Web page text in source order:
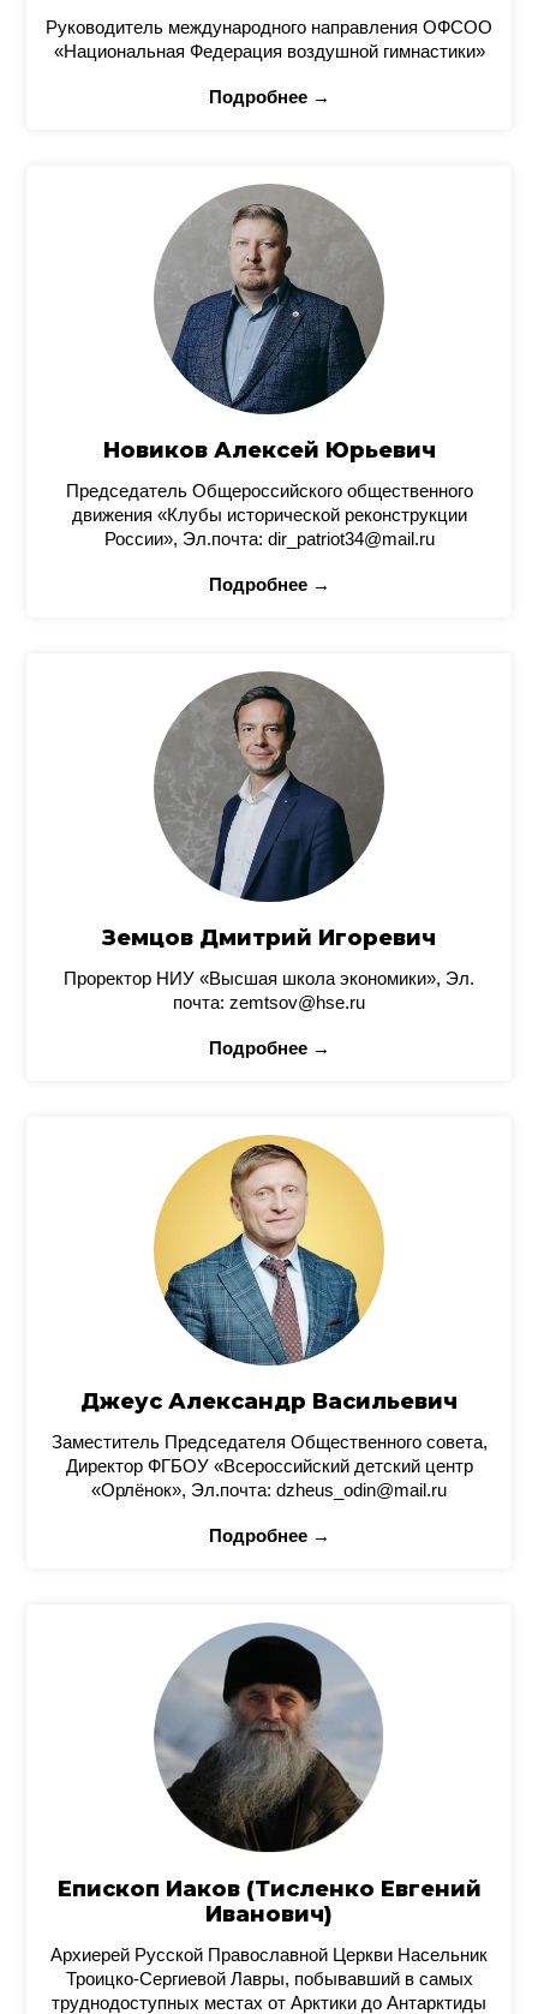
Руководитель международного направления ОФСОО
«Национальная Федерация воздушной гимнастики»
Подробнее →
Новиков Алексей Юрьевич
Председатель Общероссийского общественного
движения «Клубы исторической реконструкции
России», Эл.почта: dir_patriot34@mail.ru
Подробнее →
Земцов Дмитрий Игоревич
Проректор НИУ «Высшая школа экономики», Эл.
почта: zemtsov@hse.ru
Подробнее →
Джеус Александр Васильевич
Заместитель Председателя Общественного совета,
Директор ФГБОУ «Всероссийский детский центр
«Орлёнок», Эл.почта: dzheus_odin@mail.ru
Подробнее →
Епископ Иаков (Тисленко Евгений
Иванович)
Архиерей Русской Православной Церкви Насельник
Троицко-Сергиевой Лавры, побывавший в самых
труднодоступных местах от Арктики до Антарктиды